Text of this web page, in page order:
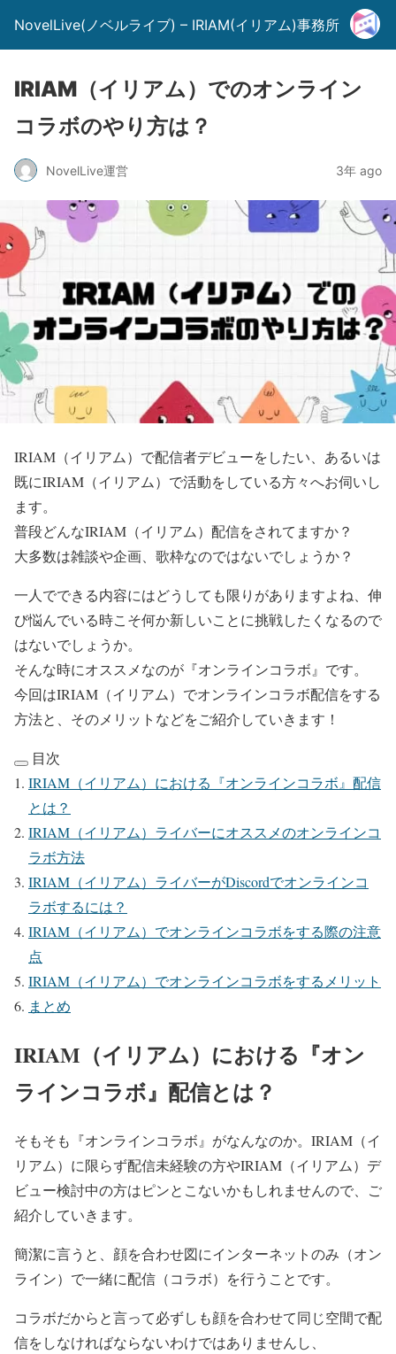
NovelLive(ノベルライブ) – IRIAM(イリアム)事務所
IRIAM（イリアム）でのオンライン
コラボのやり方は？
NovelLive運営 3年 ago
IRIAM（イリアム）で配信者デビューをしたい、あるいは
既にIRIAM（イリアム）で活動をしている方々へお伺いし
ます。
普段どんなIRIAM（イリアム）配信をされてますか？
大多数は雑談や企画、歌枠なのではないでしょうか？
一人でできる内容にはどうしても限りがありますよね、伸
び悩んでいる時こそ何か新しいことに挑戦したくなるので
はないでしょうか。
そんな時にオススメなのが『オンラインコラボ』です。
今回はIRIAM（イリアム）でオンラインコラボ配信をする
方法と、そのメリットなどをご紹介していきます！
目次
IRIAM（イリアム）における『オンラインコラボ』配信
とは？
IRIAM（イリアム）ライバーにオススメのオンラインコ
ラボ方法
IRIAM（イリアム）ライバーがDiscordでオンラインコ
ラボするには？
IRIAM（イリアム）でオンラインコラボをする際の注意
点
IRIAM（イリアム）でオンラインコラボをするメリット
まとめ
IRIAM（イリアム）における『オン
ラインコラボ』配信とは？
そもそも『オンラインコラボ』がなんなのか。 IRIAM（イ
リアム）に限らず配信未経験の方やIRIAM（イリアム）デ
ビュー検討中の方はピンとこないかもしれませんので、ご
紹介していきます。
簡潔に言うと、顔を合わせ図にインターネットのみ（オン
ライン）で一緒に配信（コラボ）を行うことです。
コラボだからと言って必ずしも顔を合わせて同じ空間で配
信をしなければならないわけではありませんし、